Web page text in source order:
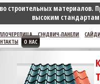
строительных материалов.
высоким стандартам
СЭНДВИЧ-ПАНЕЛИ
О НАС